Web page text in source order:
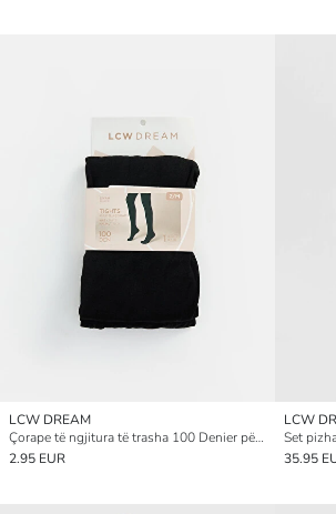
LCW DREAM
Çorape të ngjitura të trasha 100 Denier për gra
2.95 EUR
LCW
35.95